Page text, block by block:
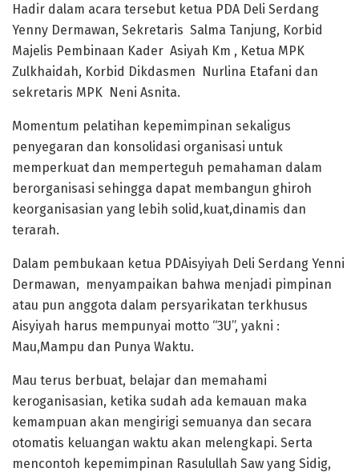
Hadir dalam acara tersebut ketua PDA Deli Serdang
Yenny Dermawan, Sekretaris Salma Tanjung, Korbid
Majelis Pembinaan Kader Asiyah Km , Ketua MPK
Zulkhaidah, Korbid Dikdasmen Nurlina Etafani dan
sekretaris MPK Neni Asnita.
Momentum pelatihan kepemimpinan sekaligus
penyegaran dan konsolidasi organisasi untuk
memperkuat dan memperteguh pemahaman dalam
berorganisasi sehingga dapat membangun ghiroh
keorganisasian yang lebih solid,kuat,dinamis dan
terarah.
Dalam pembukaan ketua PDAisyiyah Deli Serdang Yenni
Dermawan, menyampaikan bahwa menjadi pimpinan
atau pun anggota dalam persyarikatan terkhusus
Aisyiyah harus mempunyai motto “3U”, yakni :
Mau,Mampu dan Punya Waktu.
Mau terus berbuat, belajar dan memahami
keroganisasian, ketika sudah ada kemauan maka
kemampuan akan mengirigi semuanya dan secara
otomatis keluangan waktu akan melengkapi. Serta
mencontoh kepemimpinan Rasulullah Saw yang Sidig,